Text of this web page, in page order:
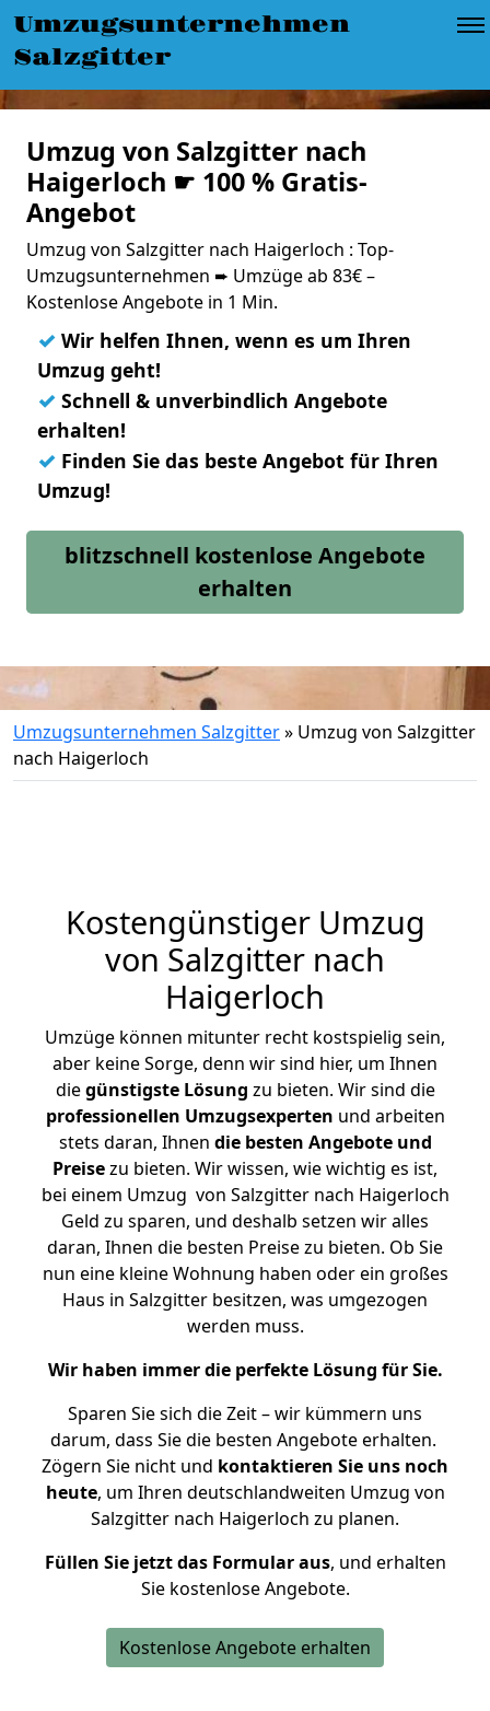
Umzugsunternehmen
Salzgitter
Umzug von Salzgitter nach
Haigerloch ☛ 100 % Gratis-
Angebot
Umzug von Salzgitter nach Haigerloch : Top-
Umzugsunternehmen ➨ Umzüge ab 83€ –
Kostenlose Angebote in 1 Min.
✓ Wir helfen Ihnen, wenn es um Ihren
Umzug geht!
✓ Schnell & unverbindlich Angebote
erhalten!
✓ Finden Sie das beste Angebot für Ihren
Umzug!
blitzschnell kostenlose Angebote
erhalten
Umzugsunternehmen Salzgitter» Umzug von Salzgitter
nach Haigerloch
Kostengünstiger Umzug
von Salzgitter nach
Haigerloch
Umzüge können mitunter recht kostspielig sein,
aber keine Sorge, denn wir sind hier, um Ihnen
diegünstigste Lösung zu bieten. Wir sind die
professionellen Umzugsexperten und arbeiten
stets daran, Ihnen die besten Angebote und
Preisezu bieten. Wir wissen, wie wichtig es ist,
bei einem Umzug von Salzgitter nach Haigerloch
Geld zu sparen, und deshalb setzen wir alles
daran, Ihnen die besten Preise zu bieten. Ob Sie
nun eine kleine Wohnung haben oder ein großes
Haus in Salzgitter besitzen, was umgezogen
werden muss.
Wir haben immer die perfekte Lösung für Sie.
Sparen Sie sich die Zeit – wir kümmern uns
darum, dass Sie die besten Angebote erhalten.
Zögern Sie nicht und kontaktieren Sie uns noch
heute, um Ihren deutschlandweiten Umzug von
Salzgitter nach Haigerloch zu planen.
Füllen Sie jetzt das Formular aus, und erhalten
Sie kostenlose Angebote.
Kostenlose Angebote erhalten